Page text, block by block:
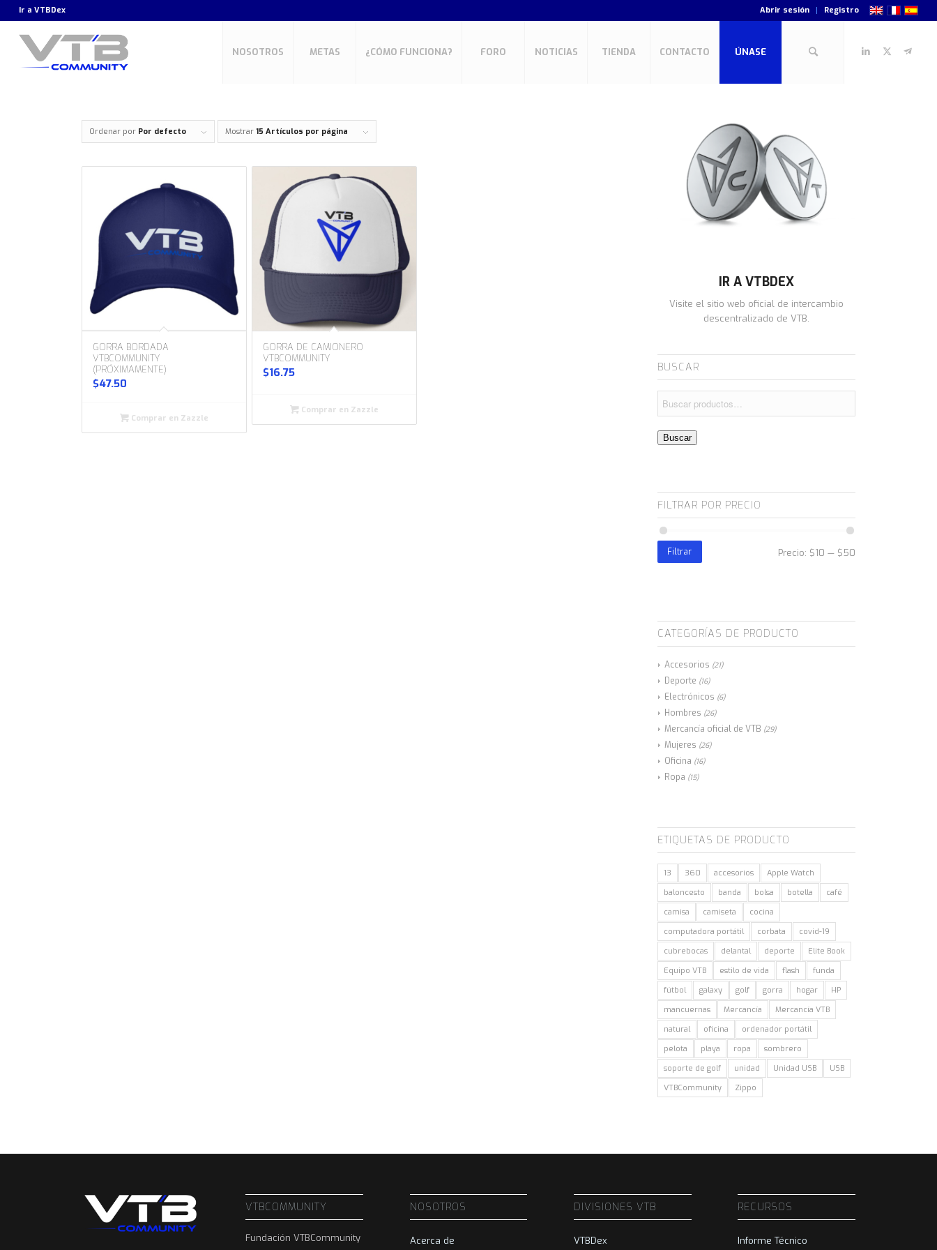
Abrir sesión Registro
Ir a VTBDex
NOSOTROS METAS ¿CÓMO FUNCIONA? FORO NOTICIAS TIENDA CONTACTO ÚNASE
Ordenar por Por defecto Mostrar15 Artículos por página
GORRA BORDADA
VTBCOMMUNITY
(PRÓXIMAMENTE)
$47.50
Comprar en Zazzle
GORRA DE CAMIONERO
VTBCOMMUNITY
$16.75
Comprar en Zazzle
IR A VTBDEX
Visite el sitio web oficial de intercambio
descentralizado de VTB.
BUSCAR
Buscar
FILTRAR POR PRECIO
Filtrar Precio: $10 — $50
CATEGORÍAS DE PRODUCTO
Accesorios (21)
Deporte (16)
Electrónicos (6)
Hombres (26)
Mercancía oficial de VTB (29)
Mujeres (26)
Oficina (16)
Ropa (15)
ETIQUETAS DE PRODUCTO
13 360 accesorios
Apple Watch
baloncesto
banda bolsa botella
café
camisa
camiseta
cocina
computadora portátil
corbata
covid-19
cubrebocas
delantal deporte
Elite Book
Equipo VTB
estilo de vida flash
funda
fútbol
galaxy golf gorra hogar
HP
mancuernas
Mercancía
Mercancía VTB
natural
oficina
ordenador portátil
pelota
playa ropa
sombrero
soporte de golf
unidad Unidad USB
USB
VTBCommunity
Zippo
VTBCOMMUNITY
Fundación VTBCommunity
NOSOTROS
Acerca de
DIVISIONES VTB
VTBDex
RECURSOS
Informe Técnico